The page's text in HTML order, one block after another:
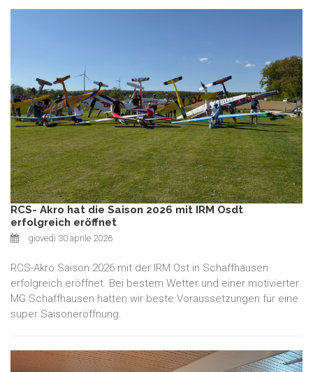
RCS- Akro hat die Saison 2026 mit IRM Osdt
erfolgreich eröffnet
giovedì 30 aprile 2026
RCS-Akro Saison 2026 mit der IRM Ost in Schaffhausen
erfolgreich eröffnet. Bei bestem Wetter und einer motivierter
MG Schaffhausen hatten wir beste Voraussetzungen für eine
super Saisoneröffnung.